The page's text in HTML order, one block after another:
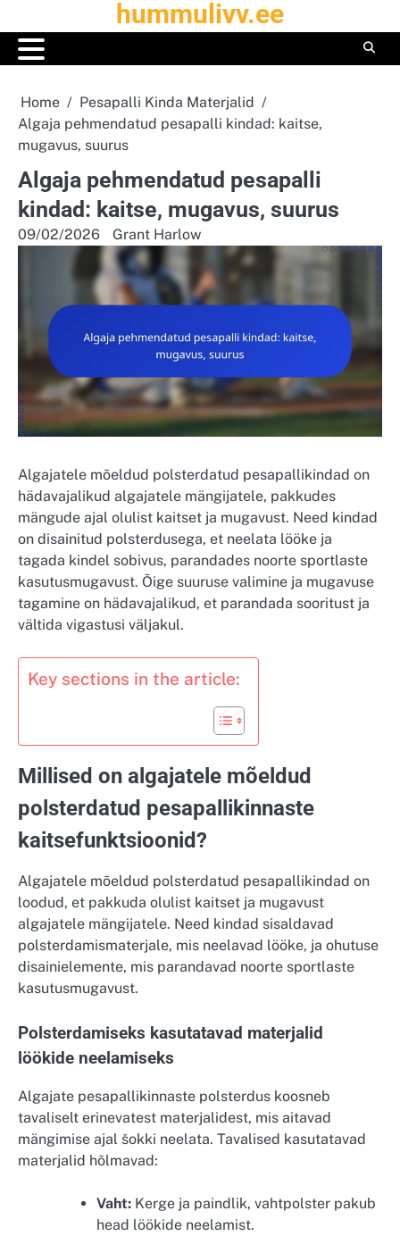
to
content
hummulivv.ee
Home
Pesapalli Kinda Materjalid
Algaja pehmendatud pesapalli kindad: kaitse,
mugavus, suurus
Algaja pehmendatud pesapalli
kindad: kaitse, mugavus, suurus
09/02/2026 Grant Harlow
Algajatele mõeldud polsterdatud pesapallikindad on
hädavajalikud algajatele mängijatele, pakkudes
mängude ajal olulist kaitset ja mugavust. Need kindad
on disainitud polsterdusega, et neelata lööke ja
tagada kindel sobivus, parandades noorte sportlaste
kasutusmugavust. Õige suuruse valimine ja mugavuse
tagamine on hädavajalikud, et parandada sooritust ja
vältida vigastusi väljakul.
Key sections in the article:
Millised on algajatele mõeldud
polsterdatud pesapallikinnaste
kaitsefunktsioonid?
Algajatele mõeldud polsterdatud pesapallikindad on
loodud, et pakkuda olulist kaitset ja mugavust
algajatele mängijatele. Need kindad sisaldavad
polsterdamismaterjale, mis neelavad lööke, ja ohutuse
disainielemente, mis parandavad noorte sportlaste
kasutusmugavust.
Polsterdamiseks kasutatavad materjalid
löökide neelamiseks
Algajate pesapallikinnaste polsterdus koosneb
tavaliselt erinevatest materjalidest, mis aitavad
mängimise ajal šokki neelata. Tavalised kasutatavad
materjalid hõlmavad:
Vaht: Kerge ja paindlik, vahtpolster pakub
head löökide neelamist.